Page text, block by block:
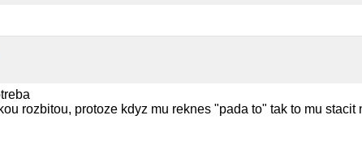
rozbitou, protoze kdyz mu reknes "pada to" tak to mu stacit